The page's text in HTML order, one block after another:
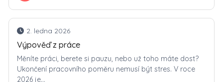
2. ledna 2026
Výpověď z práce
Měníte práci, berete si pauzu, nebo už toho máte dost?
Ukončení pracovního poměru nemusí být stres. V roce
2026 je...